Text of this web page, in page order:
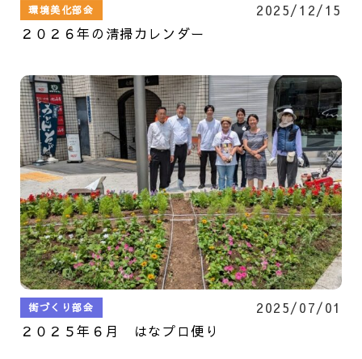
環境美化部会
2025/12/15
２０２６年の清掃カレンダー
街づくり部会
2025/07/01
２０２５年６月 はなプロ便り